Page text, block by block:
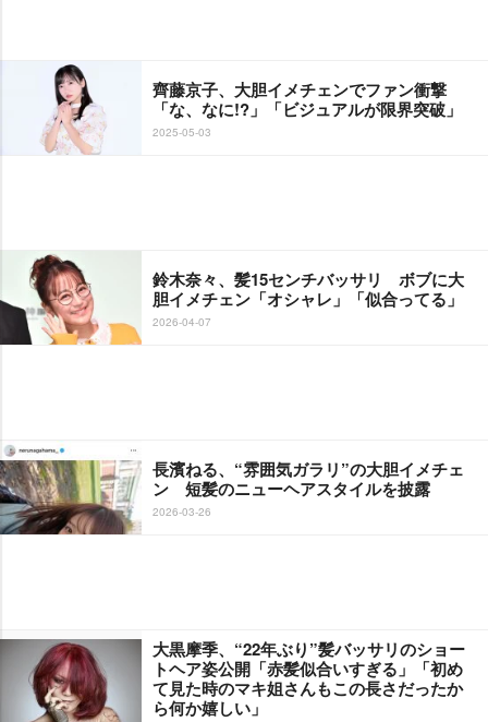
齊藤京子、大胆イメチェンでファン衝撃
「な、なに!?」「ビジュアルが限界突破」
2025-05-03
鈴木奈々、髪15センチバッサリ ボブに大
胆イメチェン「オシャレ」「似合ってる」
2026-04-07
長濱ねる、“雰囲気ガラリ”の大胆イメチェ
ン 短髪のニューヘアスタイルを披露
2026-03-26
大黒摩季、“22年ぶり”髪バッサリのショー
トヘア姿公開「赤髪似合いすぎる」「初め
て見た時のマキ姐さんもこの長さだったか
ら何か嬉しい」